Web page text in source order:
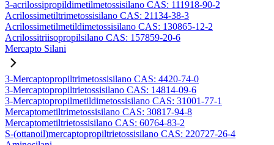
3-acrilossipropildimetilmetossisilano CAS: 111918-90-2
Acrilossimetiltrimetossisilano CAS: 21134-38-3
Acrilossimetilmetildimetossisilano CAS: 130865-12-2
Acrilossitriisopropilsilano CAS: 157859-20-6
Mercapto Silani
3-Mercaptopropiltrimetossisilano CAS: 4420-74-0
3-Mercaptopropiltrietossisilano CAS: 14814-09-6
3-Mercaptopropilmetildimetossisilano CAS: 31001-77-1
Mercaptometiltrimetossisilano CAS: 30817-94-8
Mercaptometiltrietossisilano CAS: 60764-83-2
S-(ottanoil)mercaptopropiltrietossisilano CAS: 220727-26-4